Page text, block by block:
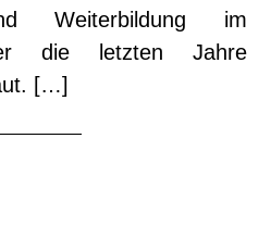
Weiterbildung im
die letzten Jahre
[…]